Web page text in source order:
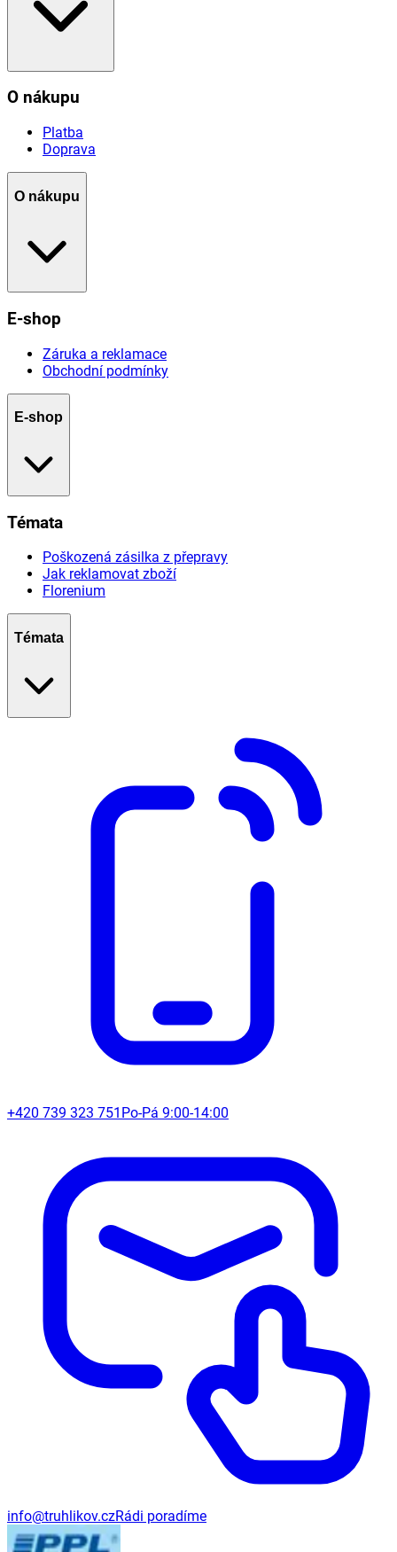
O nákupu
Platba
Doprava
O nákupu
E-shop
Záruka a reklamace
Obchodní podmínky
E-shop
Témata
Poškozená zásilka z přepravy
Jak reklamovat zboží
Florenium
Témata
+420 739 323 751 Po-Pá 9:00-14:00
info@truhlikov.czRádi poradíme